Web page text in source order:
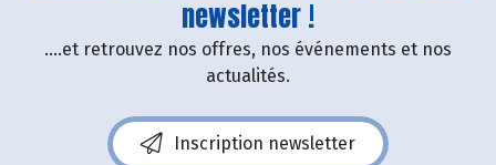
newsletter !
....et retrouvez nos offres, nos événements et nos
actualités.
Inscription newsletter